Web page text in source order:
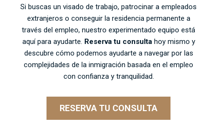
Si buscas un visado de trabajo, patrocinar a empleados
extranjeros o conseguir la residencia permanente a
través del empleo, nuestro experimentado equipo está
aquí para ayudarte. Reserva tu consultahoy mismo y
descubre cómo podemos ayudarte a navegar por las
complejidades de la inmigración basada en el empleo
con confianza y tranquilidad.
RESERVA TU CONSULTA